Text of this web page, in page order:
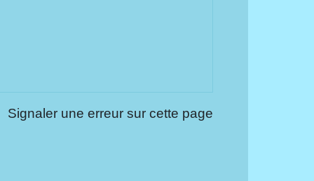
Signaler une erreur sur cette page